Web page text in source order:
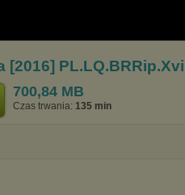
[2016]
700,84 MB
Czas trwania: 135 min